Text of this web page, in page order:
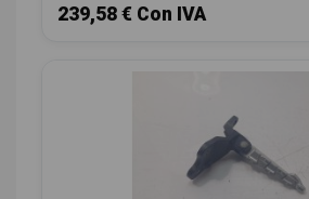
239,58 € Con IVA